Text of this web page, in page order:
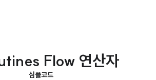
Flow 연산자
심플코드